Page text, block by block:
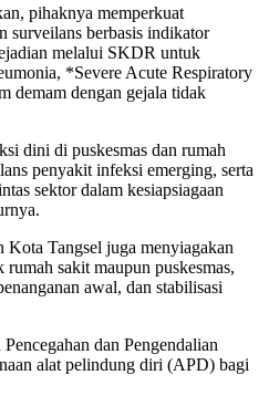
pihaknya memperkuat
surveilans berbasis indikator
melalui SKDR untuk
*Severe Acute Respiratory
demam dengan gejala tidak
dini di puskesmas dan rumah
penyakit infeksi emerging, serta
sektor dalam kesiapsiagaan
Kota Tangsel juga menyiagakan
sakit maupun puskesmas,
awal, dan stabilisasi
dan Pengendalian
alat pelindung diri (APD) bagi